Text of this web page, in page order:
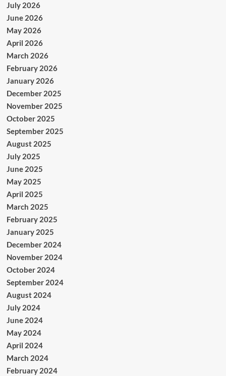
July 2026
June 2026
May 2026
April 2026
March 2026
February 2026
January 2026
December 2025
November 2025
October 2025
September 2025
August 2025
July 2025
June 2025
May 2025
April 2025
March 2025
February 2025
January 2025
December 2024
November 2024
October 2024
September 2024
August 2024
July 2024
June 2024
May 2024
April 2024
March 2024
February 2024